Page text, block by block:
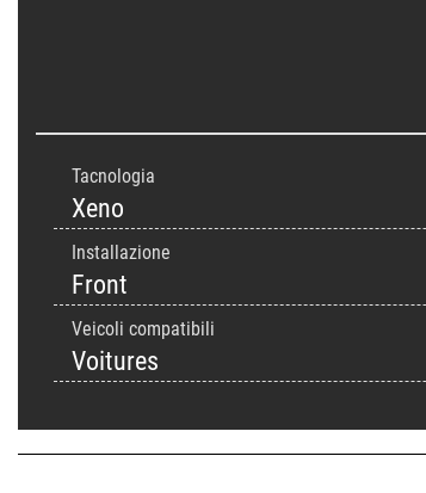
Tacnologia
Xeno
Installazione
Front
Veicoli compatibili
Voitures